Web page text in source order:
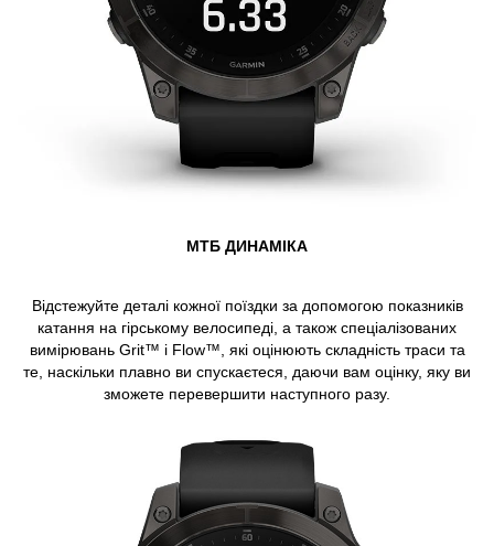
МТБ ДИНАМІКА
Відстежуйте деталі кожної поїздки за допомогою показників
катання на гірському велосипеді, а також спеціалізованих
вимірювань Grit™ і Flow™, які оцінюють складність траси та
те, наскільки плавно ви спускаєтеся, даючи вам оцінку, яку ви
зможете перевершити наступного разу.